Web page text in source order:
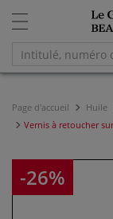
Page d'accueil Huile
Vernis à retoucher
-26%